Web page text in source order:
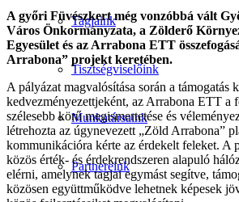
Tagjaink
Tisztségviselőink
Munkatársaink
Partnereink
A győri Füvészkert még vonzóbbá vált
Város Önkormányzata, a Zölderő
Egyesület és az Arrabona ETT
Arrabona” projekt keretében.
A pályázat magvalósítása során a támogatás
kedvezményezettjeként, az Arrabona ETT a
szélesebb körű megismertetése és
létrehozta az úgynevezett „Zöld Arrabona”
kommunikációra kérte az érdekelt feleket. A
közös érték- és érdekrendszeren alapuló
elérni, amelynek tagjai egymást segítve,
közösen együttműködve lehetnek képesek